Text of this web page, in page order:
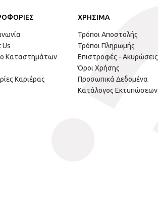
Us
Καταστημάτων
Καριέρας
ΧΡΗΣΙΜΑ
Τρόποι Αποστολής
Τρόποι Πληρωμής
Επιστροφές - Ακυρώσεις
Όροι Χρήσης
Προσωπικά Δεδομένα
Κατάλογος Εκτυπώσεων